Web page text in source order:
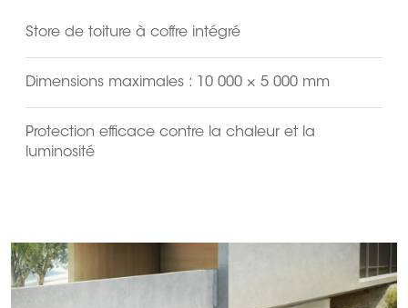
Store de toiture à coffre intégré
Dimensions maximales : 10 000 × 5 000 mm
Protection efficace contre la chaleur et la
luminosité